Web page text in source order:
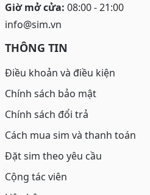
Giờ mở cửa: 08:00 - 21:00
info@sim.vn
THÔNG TIN
Điều khoản và điều kiện
Chính sách bảo mật
Chính sách đổi trả
Cách mua sim và thanh toán
Đặt sim theo yêu cầu
Cộng tác viên